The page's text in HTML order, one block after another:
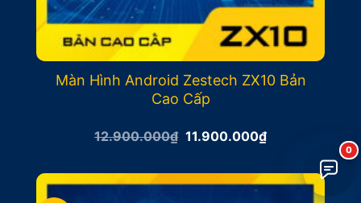
Màn Hình Android Zestech ZX10 Bản
Cao Cấp
12.900.000₫ Giá
12.900.000₫.
11.900.000₫Giá
hiện
là:
11.900.000₫.